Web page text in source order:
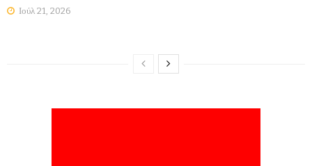
Ιούλ 21, 2026